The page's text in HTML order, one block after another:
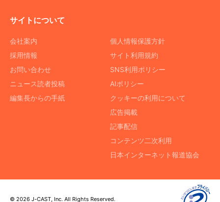
サイトについて
会社案内
採用情報
お問い合わせ
ニュース読者投稿
編集長からの手紙
個人情報保護方針
サイト利用規約
SNS利用ポリシー
AIポリシー
クッキーの利用について
広告掲載
記事配信
コンテンツ二次利用
日本インターネット報道協会
© 2026 J-CAST, Inc. All Rights Reserved.